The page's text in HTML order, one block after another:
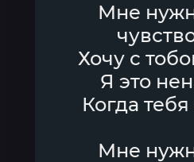
Мне
Хочу с
Я это
Когда
Мне